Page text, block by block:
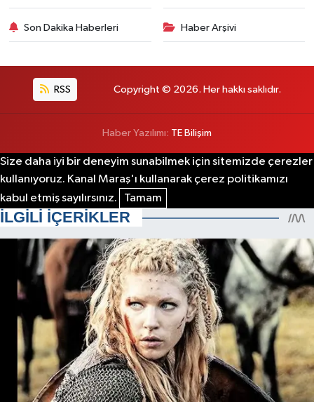
Son Dakika Haberleri Haber Arşivi
RSS Copyright © 2026. Her hakkı saklıdır.
Haber Yazılımı: TE Bilişim
Size daha iyi bir deneyim sunabilmek için sitemizde çerezler
kullanıyoruz. Kanal Maraş'ı kullanarak çerez politikamızı
kabul etmiş sayılırsınız.
Tamam